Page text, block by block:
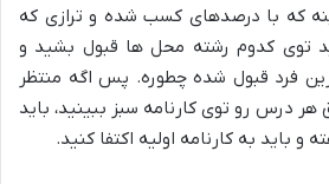
که با درصدهای کسب شده و ترازی که
توی کدوم رشته محل ها قبول بشید و
فرد قبول شده چطوره. پس اگه منتظر
درس رو توی کارنامه سبز ببینید، باید
و باید به کارنامه اولیه اکتفا کنید.